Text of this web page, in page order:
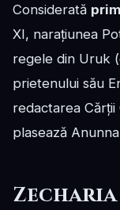
Considerată
XI, narațiunea
regele din Uruk
prietenului său
redactarea
plasează
Zecharia